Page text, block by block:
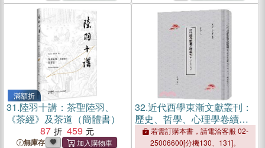
滿額折
31.陸羽十講：茶聖陸羽、
《茶經》及茶道（簡體書）
87
459
無庫存
32.近代西學東漸文獻叢刊：
歷史、哲學、心理學卷續編
(全61冊)（簡體書）
若需訂購本書，請電洽客服 02-
25006600[分機130、131]。